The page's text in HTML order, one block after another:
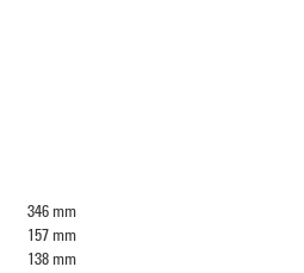
346 mm
157 mm
138 mm